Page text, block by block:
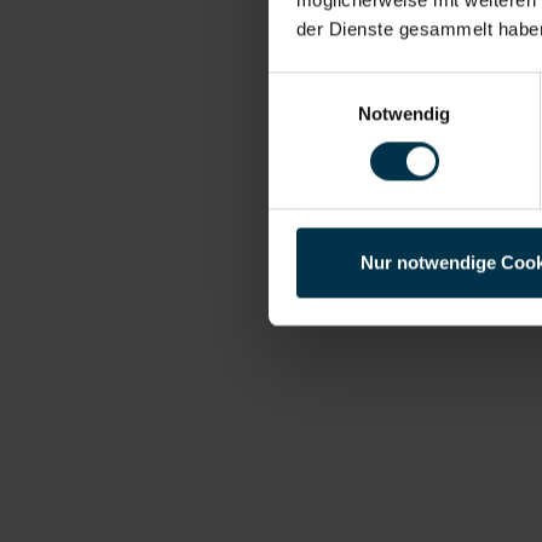
der Dienste gesammelt
Notwendig
Nur notwendige